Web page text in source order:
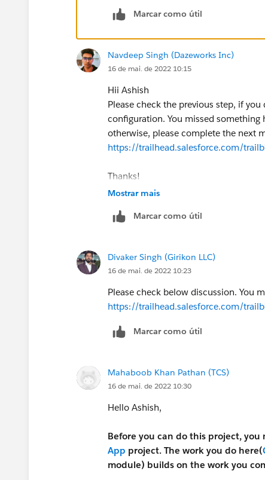
Marcar como útil
Navdeep Singh (Dazeworks Inc)
16 de mai. de 2022 10:15
Hii Ashish
Please check the previous step, if
configuration. You missed something
otherwise, please complete the next
https://trailhead.salesforce.com/
Thanks!
Mostrar mais
Marcar como útil
Divaker Singh (Girikon LLC)
16 de mai. de 2022 10:23
Please check below discussion. You
https://trailhead.salesforce.com/
Marcar como útil
Mahaboob Khan Pathan (TCS)
16 de mai. de 2022 10:30
Hello Ashish,
Before you can do this project,
App project. The work you do here(
module) builds on the work you